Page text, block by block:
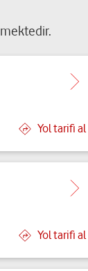
Yol tarifi al
Yol tarifi al